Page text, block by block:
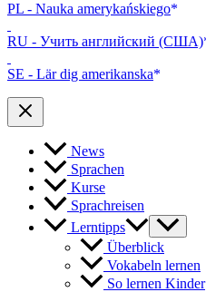
PL - Nauka amerykańskiego
RU - Учить английский (США)
SE - Lär dig amerikanska
News
Sprachen
Kurse
Sprachreisen
Lerntipps
Überblick
Vokabeln lernen
So lernen Kinder